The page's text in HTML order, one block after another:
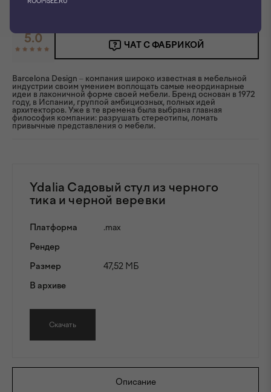
5.0 ЧАТ С ФАБРИКОЙ
Barcelona Design – компания широко известная в мебельной
индустрии своим умением воплощать самые неординарные
идеи в лаконичной форме своей мебели. Бренд основан в 1972
году, в Испании, группой амбициозных, полных идей
архитекторов. Уже в те времена была выбрана главная
философия компании: разрушать стереотипы, ломать
привычные представления о мебели.
Ydalia Садовый стул из черного
тика и черной веревки
Платформа
.max
Рендер
Размер
47,52 МБ
В архиве
Скачать
Описание